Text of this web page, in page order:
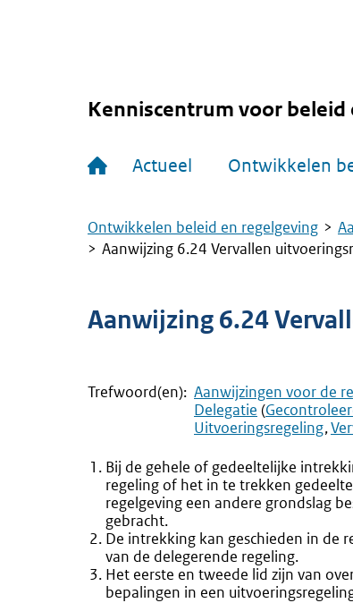
Kenniscentrum voor beleid
Actueel Ontwikkelen
Kruimelpad
Ontwikkelen beleid en regelgeving
Aanwijzing 6.24 Vervallen
Aanwijzing 6.24
Trefwoord(en): Aanwijzingen voor de
Delegatie (
Uitvoeringsregeling
Bij de gehele of gedeeltelijke
regeling of het in te trekken
regelgeving een andere grondslag
gebracht.
De intrekking kan geschieden in de
van de delegerende regeling.
Het eerste en tweede lid zijn van
bepalingen in een